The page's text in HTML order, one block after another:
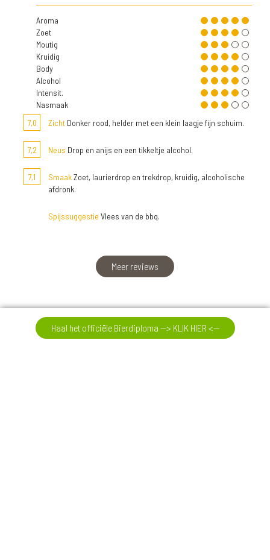
Aroma
Zoet
Moutig
Kruidig
Body
Alcohol
Intensit.
Nasmaak
7,0
Zicht Donker rood, helder met een klein laagje fijn schuim.
7,2 Neus Drop en anijs en een tikkeltje alcohol.
7,1 SmaakZoet, laurierdrop en trekdrop, kruidig, alcoholische
afdronk.
Spijssuggestie Vlees van de bbq.
Meer reviews
Haal het officiële Bierdiploma --> KLIK HIER <--